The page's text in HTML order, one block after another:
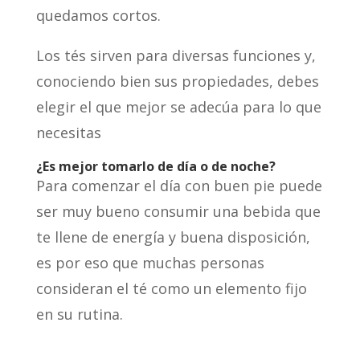
quedamos cortos.
Los tés sirven para diversas funciones y,
conociendo bien sus propiedades, debes
elegir el que mejor se adecúa para lo que
necesitas
¿Es mejor tomarlo de día o de noche?
Para comenzar el día con buen pie puede
ser muy bueno consumir una bebida que
te llene de energía y buena disposición,
es por eso que muchas personas
consideran el té como un elemento fijo
en su rutina.